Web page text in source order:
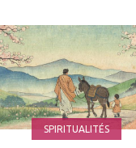
à
mes
favoris
SPIRITUALITÉS